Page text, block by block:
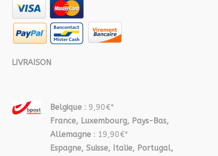
LIVRAISON
Belgique : 9,90€*
France, Luxembourg, Pays-Bas,
Allemagne : 19,90€*
Espagne, Suisse, Italie, Portugal,